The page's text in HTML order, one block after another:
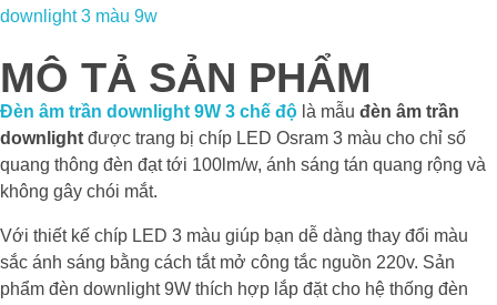
downlight 3 màu 9w
MÔ TẢ SẢN PHẨM
Đèn âm trần downlight 9W 3 chế độ là mẫu đèn âm trần
downlight được trang bị chíp LED Osram 3 màu cho chỉ số
quang thông đèn đạt tới 100lm/w, ánh sáng tán quang rộng và
không gây chói mắt.
Với thiết kế chíp LED 3 màu giúp bạn dễ dàng thay đổi màu
sắc ánh sáng bằng cách tắt mở công tắc nguồn 220v. Sản
phẩm đèn downlight 9W thích hợp lắp đặt cho hệ thống đèn